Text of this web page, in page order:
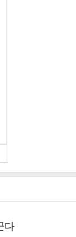
다